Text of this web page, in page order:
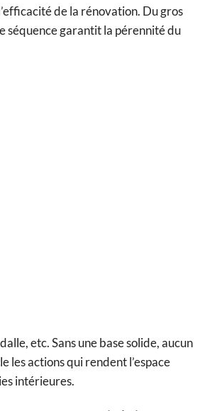
de la rénovation. Du gros
séquence garantit la pérennité du
etc. Sans une base solide, aucun
les actions qui rendent l’espace
intérieures.